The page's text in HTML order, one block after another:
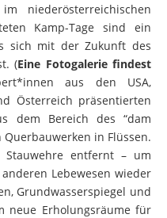
niederösterreichischen
Kamp-Tage sind ein
sich mit der Zukunft des
(Eine Fotogalerie findest
aus den USA,
Österreich präsentierten
dem Bereich des “dam
Querbauwerken in Flüssen.
entfernt – um
Lebewesen wieder
Grundwasserspiegel und
neue Erholungsräume für